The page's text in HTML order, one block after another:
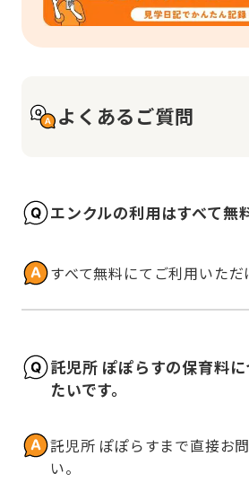
よくあるご質問
エンクルの利用はすべて無
すべて無料にてご利用いただ
託児所 ぽぽらすの保育料
たいです。
託児所 ぽぽらすまで直接お
い。